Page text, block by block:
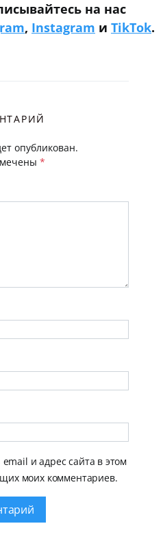
на нас
, Instagram и TikTok.
опубликован.
*
и адрес сайта в этом
моих комментариев.